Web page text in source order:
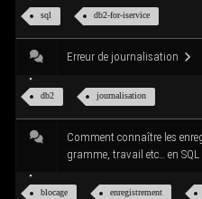
sql db2-for-iser­vice
Erreur de journalisation
db2 jour­na­li­sa­tion
Com­ment connaître les
gramme, tra­vail etc… en SQL
blo­cage enre­gis­tre­ment